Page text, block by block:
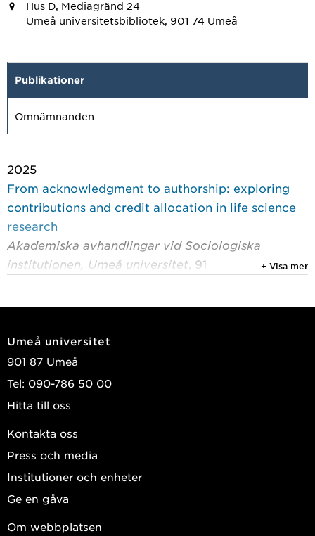
Hus D, Mediagränd 24
Umeå universitetsbibliotek, 901 74 Umeå
Publikationer
Omnämnanden
2025
From acknowledgment to authorship: exploring
contributions and credit allocation in life science
research
Akademiska avhandlingar vid Sociologiska
institutionen, Umeå universitet, 91
methods in the field of chemical biology
Scientometrics , Springer 2023, Vol. 128 : 2737-
2762
Sundling, Pär
2017
Library and information science according to the
citing pattern of students: a bibliometric study
+ Visa mer
Umeå universitet
901 87 Umeå
Tel: 090-786 50 00
Hitta till oss
Kontakta oss
Press och media
Institutioner och enheter
Ge en gåva
Om webbplatsen